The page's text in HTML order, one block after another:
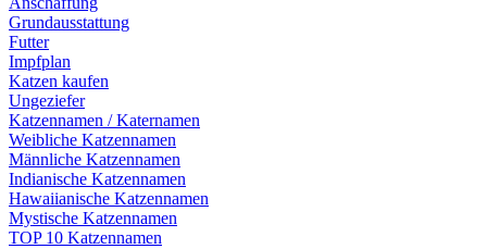
Grundausstattung
Futter
Impfplan
Katzen kaufen
Ungeziefer
Katzennamen / Katernamen
Weibliche Katzennamen
Männliche Katzennamen
Indianische Katzennamen
Hawaiianische Katzennamen
Mystische Katzennamen
TOP 10 Katzennamen